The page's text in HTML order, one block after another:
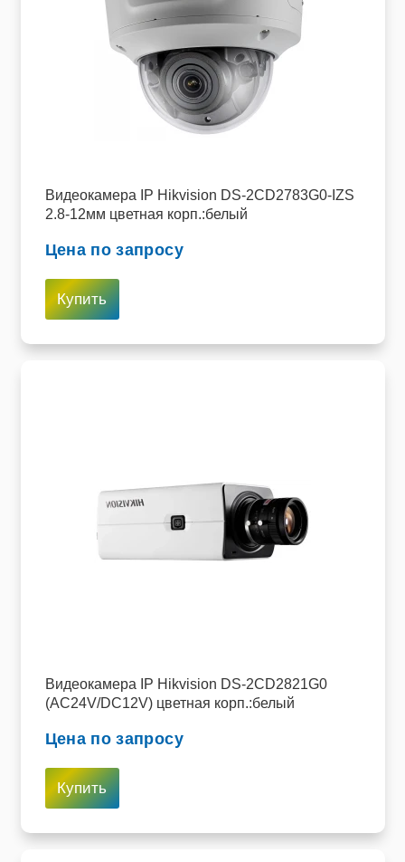
Видеокамера IP Hikvision DS-2CD2783G0-IZS
2.8-12мм цветная корп.:белый
Цена по запросу
Купить
Видеокамера IP Hikvision DS-2CD2821G0
(AC24V/DC12V) цветная корп.:белый
Цена по запросу
Купить